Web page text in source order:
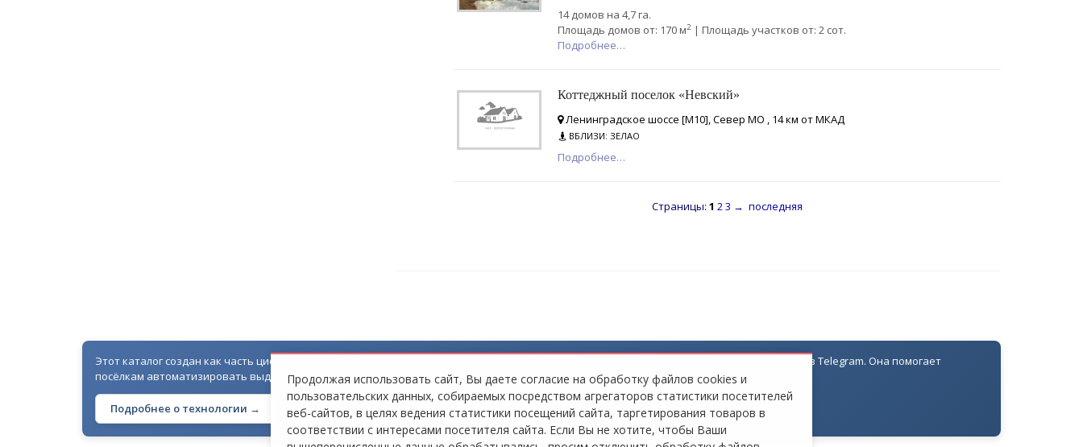
14 домов на 4,7 га.
Площадь домов от: 170 м2 | Площадь участков от: 2 сот.
Подробнее…
Коттеджный поселок «Невский»
Ленинградское шоссе [М10], Север МО , 14 км от МКАД
ВБЛИЗИ: ЗЕЛАО
Подробнее…
Страницы: 1 23 → последняя
Этот каталог создан как часть цифровой экосистемы коттеджных посёлков: для всех объектов доступна система контроля доступа через Telegram. Она помогает
посёлкам автоматизировать выдачу гостевых пропусков, управлять доступом на территорию и оперативно информировать жителей
Подробнее о технологии →
Продолжая использовать сайт, Вы даете согласие на обработку файлов cookies и
пользовательских данных, собираемых посредством агрегаторов статистики посетителей
веб-сайтов, в целях ведения статистики посещений сайта, таргетирования товаров в
соответствии с интересами посетителя сайта. Если Вы не хотите, чтобы Ваши